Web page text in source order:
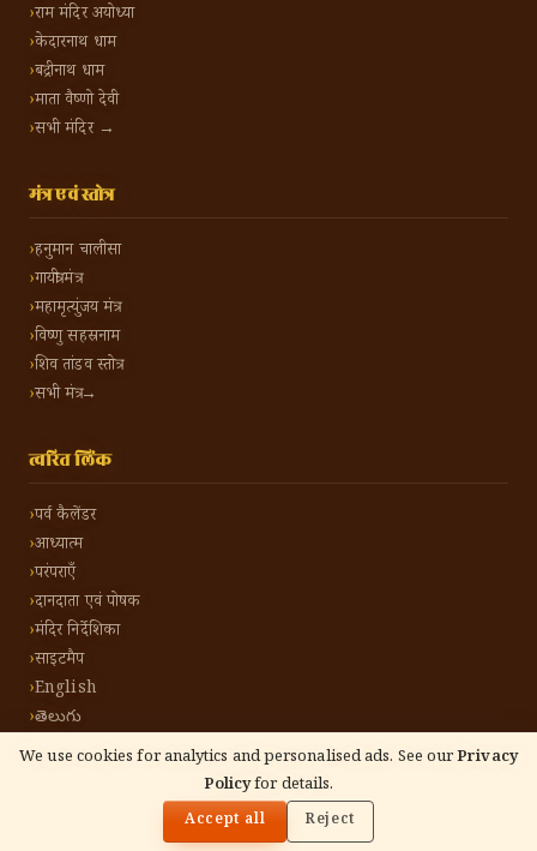
We use cookies for analytics and personalised ads. See ourPrivacy
Policyfor details.
Accept all Reject
राम मंदिर अयोध्या
केदारनाथ धाम
बद्रीनाथ धाम
माता वैष्णो देवी
सभी मंदिर →
मंत्र एवं स्तोत्र
हनुमान चालीसा
गायत्री मंत्र
महामृत्युंजय मंत्र
विष्णु सहस्रनाम
शिव तांडव स्तोत्र
सभी मंत्र →
त्वरित लिंक
पर्व कैलेंडर
आध्यात्म
परंपराएँ
दानदाता एवं पोषक
मंदिर निर्देशिका
साइटमैप
English
తెలుగు
हिंदू टोन हिंदी। सर्वाधिकार सुरक्षित। गोपनीयता नीति